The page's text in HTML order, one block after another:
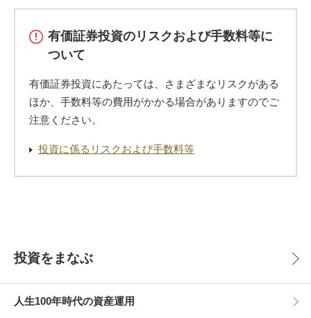
有価証券投資のリスクおよび手数料等に
ついて
有価証券投資にあたっては、さまざまなリスクがある
ほか、手数料等の費用がかかる場合がありますのでご
注意ください。
投資に係るリスクおよび手数料等
投資をまなぶ
人生100年時代の資産運用